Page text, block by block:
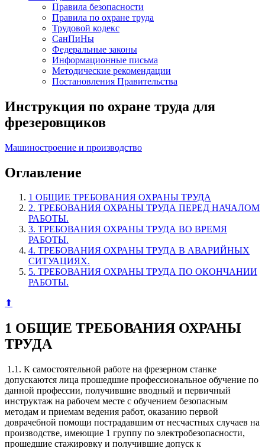
Правила безопасности
Правила по охране труда
Трудовой кодекс
СанПиНы
Федеральные законы
Информационные письма
Методические рекомендации
Постановления Правительства
Инструкция по охране труда для
фрезеровщиков
Машиностроение и производство
Оглавление
1 ОБЩИЕ ТРЕБОВАНИЯ ОХРАНЫ ТРУДА
2. ТРЕБОВАНИЯ ОХРАНЫ ТРУДА ПЕРЕД НАЧАЛОМ
РАБОТЫ.
3. ТРЕБОВАНИЯ ОХРАНЫ ТРУДА ВО ВРЕМЯ
РАБОТЫ.
4. ТРЕБОВАНИЯ ОХРАНЫ ТРУДА В АВАРИЙНЫХ
СИТУАЦИЯХ.
5. ТРЕБОВАНИЯ ОХРАНЫ ТРУДА ПО ОКОНЧАНИИ
РАБОТЫ.
⬆
1 ОБЩИЕ ТРЕБОВАНИЯ ОХРАНЫ
ТРУДА
1.1. К самостоятельной работе на фрезерном станке
допускаются лица прошед­шие профессиональное обучение по
данной профессии, получившие вводный и пер­вичный
инструктаж на рабочем месте с обучением безопасным
методам и приемам ведения работ, оказанию первой
доврачебной помощи пострадавшим от несчастных случаев на
производстве, имеющие 1 группу по электробезопасности,
прошедшие стажировку и получившие допуск к